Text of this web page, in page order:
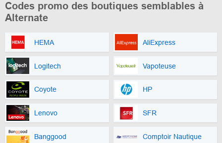
Codes promo des boutiques semblables à
Alternate
HEMA AliExpress
Logitech Vapoteuse
Coyote HP
Lenovo SFR
Banggood Comptoir Nautique